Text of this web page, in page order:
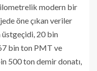
modern bir
öne çıkan veriler
üstgeçidi, 20 bin
bin ton PMT ve
500 ton demir donatı,